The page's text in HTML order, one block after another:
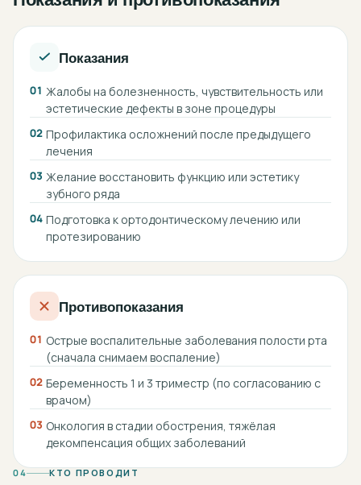
Показания
01 Жалобы на болезненность, чувствительность или
эстетические дефекты в зоне процедуры
02 Профилактика осложнений после предыдущего
лечения
03 Желание восстановить функцию или эстетику
зубного ряда
04 Подготовка к ортодонтическому лечению или
протезированию
Противопоказания
01 Острые воспалительные заболевания полости рта
(сначала снимаем воспаление)
02 Беременность 1 и 3 триместр (по согласованию с
врачом)
03 Онкология в стадии обострения, тяжёлая
декомпенсация общих заболеваний
04 КТО ПРОВОДИТ